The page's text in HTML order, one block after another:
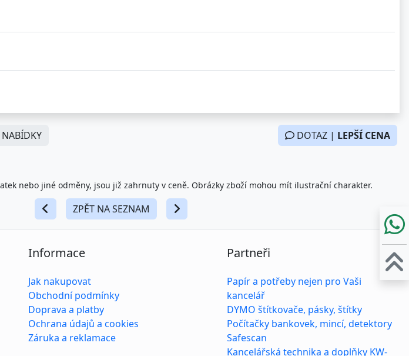
NABÍDKY DOTAZ | LEPŠÍ CENA
nebo jiné odměny, jsou již zahrnuty v ceně. Obrázky zboží mohou mít ilustrační charakter.
ZPĚT NA SEZNAM
Informace
Jak nakupovat
Obchodní podmínky
Doprava a platby
Ochrana údajů a cookies
Záruka a reklamace
Partneři
Papír a potřeby nejen pro Vaši
kancelář
DYMO štítkovače, pásky, štítky
Počítačky bankovek, mincí, detektory
Safescan
Kancelářská technika a doplňky KW-